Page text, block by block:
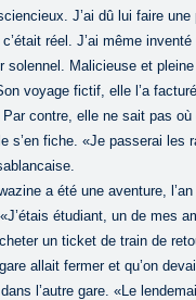
J’ai dû lui faire
réel. J’ai même
solennel. Malicieuse et
voyage fictif, elle l’a
contre, elle ne sait pas
s’en fiche. «Je passerai les
a été une aventure,
étudiant, un de mes
un ticket de train de
allait fermer et qu’on
l’autre gare. «Le